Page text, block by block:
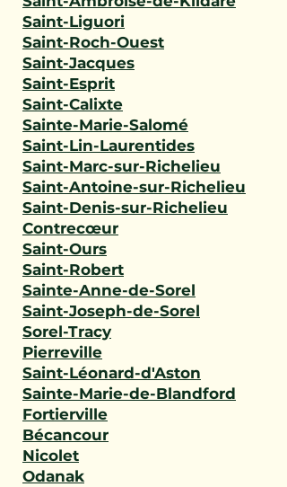
Saint-Liguori
Saint-Roch-Ouest
Saint-Jacques
Saint-Esprit
Saint-Calixte
Sainte-Marie-Salomé
Saint-Lin-Laurentides
Saint-Marc-sur-Richelieu
Saint-Antoine-sur-Richelieu
Saint-Denis-sur-Richelieu
Contrecœur
Saint-Ours
Saint-Robert
Sainte-Anne-de-Sorel
Saint-Joseph-de-Sorel
Sorel-Tracy
Pierreville
Saint-Léonard-d'Aston
Sainte-Marie-de-Blandford
Fortierville
Bécancour
Nicolet
Odanak